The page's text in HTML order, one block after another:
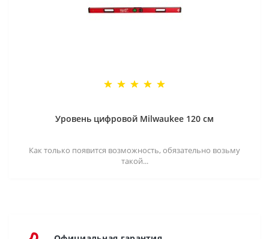
Уровень цифровой Milwaukee 120 см
Как только появится возможность, обязательно возьму
такой...